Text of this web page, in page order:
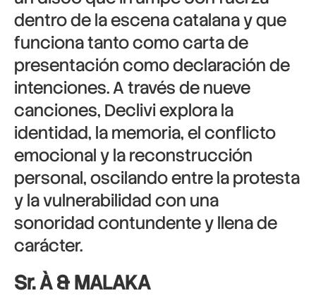
dentro de la escena catalana y que
funciona tanto como carta de
presentación como declaración de
intenciones. A través de nueve
canciones, Declivi explora la
identidad, la memoria, el conflicto
emocional y la reconstrucción
personal, oscilando entre la protesta
y la vulnerabilidad con una
sonoridad contundente y llena de
carácter.
Sr. À & MALAKA